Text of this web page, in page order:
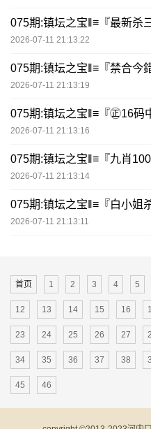
075期:镇坛之宝‖≡『最新杀
2026-07-11 21:13:22
075期:镇坛之宝‖≡『禁合今
2026-07-11 21:13:19
075期:镇坛之宝‖≡『㊣16码
2026-07-11 21:13:16
075期:镇坛之宝‖≡『九肖
2026-07-11 21:13:14
075期:镇坛之宝‖≡『白小姐
2026-07-11 21:13:11
首页 1 2 3 4 5
12 13 14 15 16
23 24 25 26 27
34 35 36 37 38
45 46